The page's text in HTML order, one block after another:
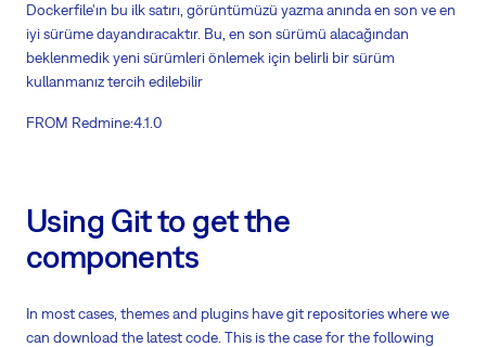
Dockerfile'ın bu ilk satırı, görüntümüzü yazma anında en son ve en
iyi sürüme dayandıracaktır. Bu, en son sürümü alacağından
beklenmedik yeni sürümleri önlemek için belirli bir sürüm
kullanmanız tercih edilebilir
FROM Redmine:4.1.0
Using Git to get the
components
In most cases, themes and plugins have git repositories where we
can download the latest code. This is the case for the following